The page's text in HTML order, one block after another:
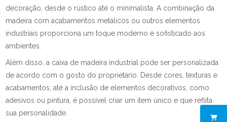
decoração, desde o rústico até o minimalista. A combinação da
madeira com acabamentos metálicos ou outros elementos
industriais proporciona um toque moderno e sofisticado aos
ambientes.
Além disso, a caixa de madeira industrial pode ser personalizada
de acordo com o gosto do proprietário. Desde cores, texturas e
acabamentos, até a inclusão de elementos decorativos, como
adesivos ou pintura, é possível criar um item único e que reflita
sua personalidade.